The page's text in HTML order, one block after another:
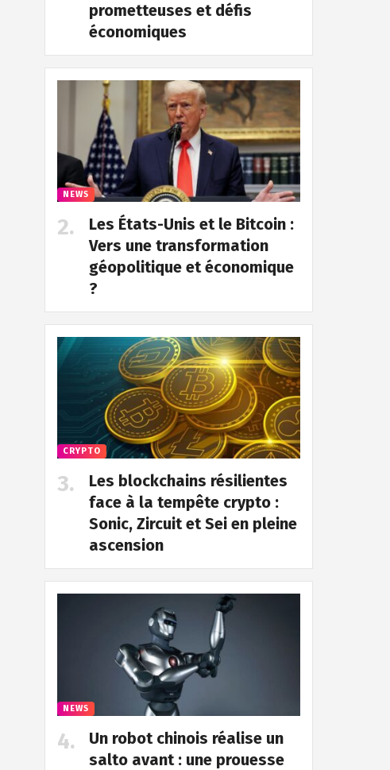
prometteuses et défis
économiques
NEWS
Les États-Unis et le Bitcoin :
Vers une transformation
géopolitique et économique
?
CRYPTO
Les blockchains résilientes
face à la tempête crypto :
Sonic, Zircuit et Sei en pleine
ascension
NEWS
Un robot chinois réalise un
salto avant : une prouesse